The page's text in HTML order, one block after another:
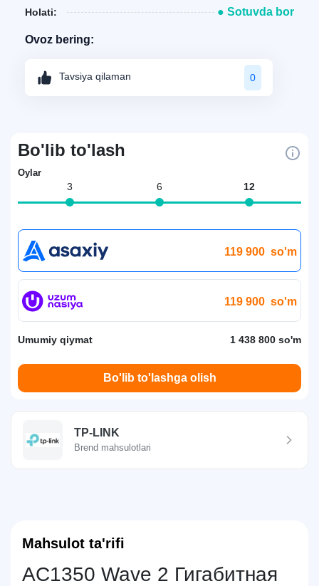
Holati: ● Sotuvda bor
Ovoz bering:
Tavsiya qilaman 0
Bo'lib to'lash
Oylar
3 6 12
119 900 so'm
119 900 so'm
Umumiy qiymat 1 438 800 so'm
Bo'lib to'lashga olish
TP-LINK
Brend mahsulotlari
Mahsulot ta'rifi
AC1350 Wave 2 Гигабитная